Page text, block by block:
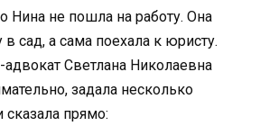
Нина не пошла на работу. Она
сад, а сама поехала к юристу.
Светлана Николаевна
задала несколько
прямо: